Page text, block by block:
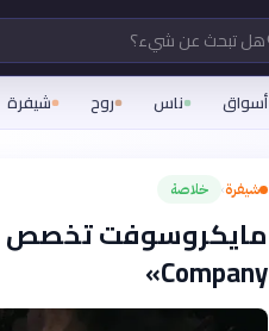
هل تبحث عن شيء؟
أسواق ناس روح شيفرة
شيفرة› خلاصة
Company»